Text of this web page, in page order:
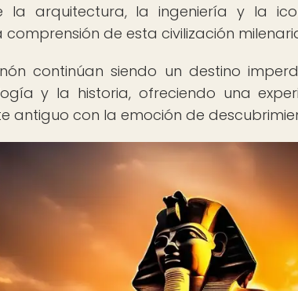
la arquitectura, la ingeniería y la
de esta civilización
continúan siendo un destino
y la historia, ofreciendo una
antiguo con la emoción de